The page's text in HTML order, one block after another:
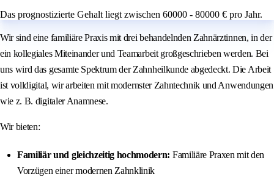
Das prognostizierte Gehalt liegt zwischen 60000 - 80000 € pro Jahr.
Wir sind eine familiäre Praxis mit drei behandelnden Zahnärztinnen, in der
ein kollegiales Miteinander und Teamarbeit großgeschrieben werden. Bei
uns wird das gesamte Spektrum der Zahnheilkunde abgedeckt. Die Arbeit
ist volldigital, wir arbeiten mit modernster Zahntechnik und Anwendungen
wie z. B. digitaler Anamnese.
Wir bieten:
Familiär und gleichzeitig hochmodern: Familiäre Praxen mit den
Vorzügen einer modernen Zahnklinik